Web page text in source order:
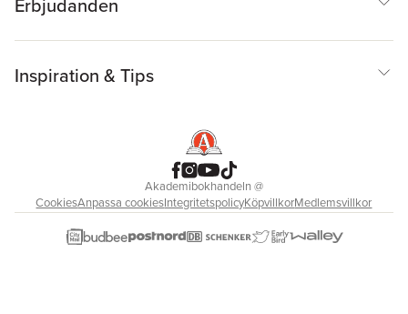
Inspiration & Tips
Akademibokhandeln@
CookiesAnpassa cookiesIntegritetspolicyKöpvillkorMedlemsvillkor